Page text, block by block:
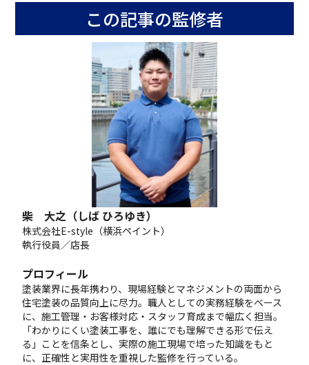
この記事の監修者
柴 大之（しば ひろゆき）
株式会社E-style（横浜ペイント）
執行役員／店長
プロフィール
塗装業界に長年携わり、現場経験とマネジメントの両面から
住宅塗装の品質向上に尽力。職人としての実務経験をベース
に、施工管理・お客様対応・スタッフ育成まで幅広く担当。
「わかりにくい塗装工事を、誰にでも理解できる形で伝え
る」ことを信条とし、実際の施工現場で培った知識をもと
に、正確性と実用性を重視した監修を行っている。